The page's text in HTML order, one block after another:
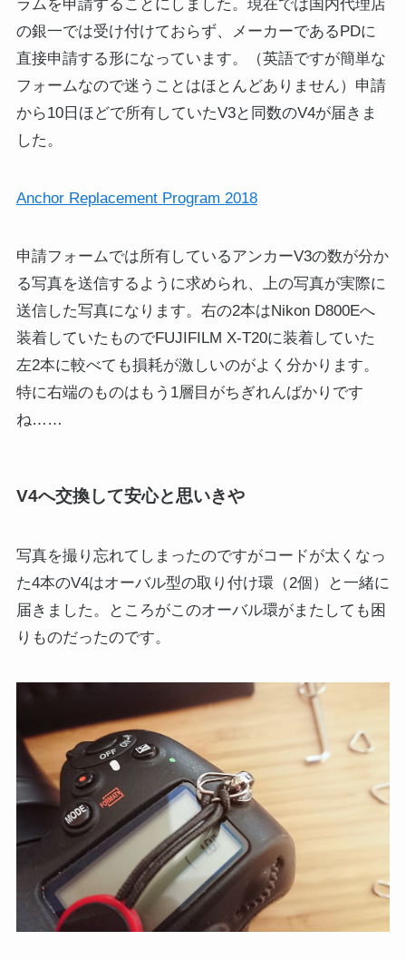
ラムを申請することにしました。現在では国内代理店
の銀一では受け付けておらず、メーカーであるPDに
直接申請する形になっています。（英語ですが簡単な
フォームなので迷うことはほとんどありません）申請
から10日ほどで所有していたV3と同数のV4が届きま
した。
Anchor Replacement Program 2018
申請フォームでは所有しているアンカーV3の数が分か
る写真を送信するように求められ、上の写真が実際に
送信した写真になります。右の2本はNikon D800Eへ
装着していたものでFUJIFILM X-T20に装着していた
左2本に較べても損耗が激しいのがよく分かります。
特に右端のものはもう1層目がちぎれんばかりです
ね……
V4へ交換して安心と思いきや
写真を撮り忘れてしまったのですがコードが太くなっ
た4本のV4はオーバル型の取り付け環（2個）と一緒に
届きました。ところがこのオーバル環がまたしても困
りものだったのです。